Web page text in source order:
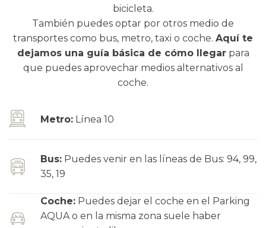
bicicleta.
También puedes optar por otros medio de
transportes como bus, metro, taxi o coche. Aquí te
dejamos una guía básica de cómo llegarpara
que puedes aprovechar medios alternativos al
coche.
Metro:Línea 10
Bus:Puedes venir en las líneas de Bus: 94, 99,
35, 19
Coche:Puedes dejar el coche en el Parking
AQUA o en la misma zona suele haber